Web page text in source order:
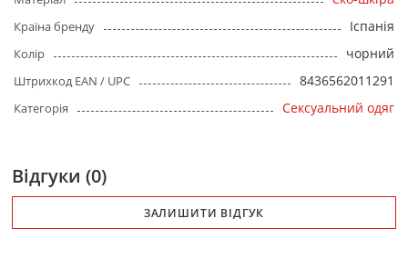
Країна бренду Іспанія
Колір чорний
Штрихкод EAN / UPC 8436562011291
Категорія Сексуальний одяг
Відгуки (0)
ЗАЛИШИТИ ВІДГУК